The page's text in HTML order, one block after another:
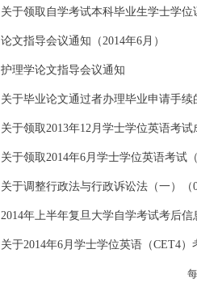
关于领取自学考试本科毕业生学士学位
论文指导会议通知（2014年6月）
护理学论文指导会议通知
关于毕业论文通过者办理毕业申请手续
关于领取2013年12月学士学位英语考
关于领取2014年6月学士学位英语考试
关于调整行政法与行政诉讼法（一）（
2014年上半年复旦大学自学考试考后信
关于2014年6月学士学位英语（CET4